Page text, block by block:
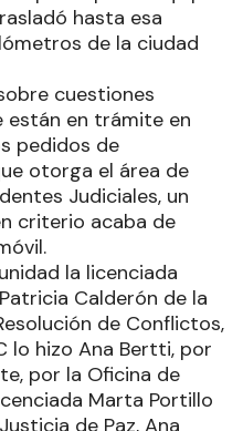
hasta esa
de la ciudad
cuestiones
están en trámite en
pedidos de
otorga el área de
Judiciales, un
criterio acaba de
la licenciada
Calderón de la
de Conflictos,
lo hizo Ana Bertti, por
por la Oficina de
Marta Portillo
de Paz, Ana